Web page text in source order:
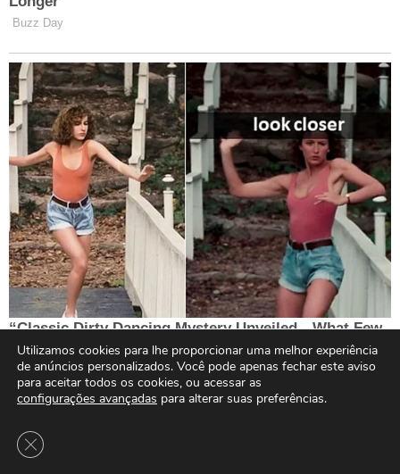
Utilizamos cookies para lhe proporcionar uma melhor experiência
de anúncios personalizados. Você pode apenas fechar este aviso
para aceitar todos os cookies, ou acessar as
configurações avançadas para alterar suas preferências.
Close GDPR Cookie Banner